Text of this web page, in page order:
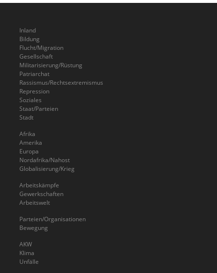
Inland
Bildung
Flucht/Migration
Gesellschaft
Militarisierung/Rüstung
Patriarchat
Rassismus/Rechtsextremismus
Repression
Soziales
Staat/Parteien
Stadt
Afrika
Amerika
Europa
Nordafrika/Nahost
Globalisierung/Krieg
Arbeitskämpfe
Gewerkschaften
Arbeitswelt
Parteien/Organisationen
Bewegung
AKW
Klima
Unfälle